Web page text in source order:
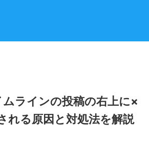
ラインの投稿の右上に‪×
れる原因と対処法を解説